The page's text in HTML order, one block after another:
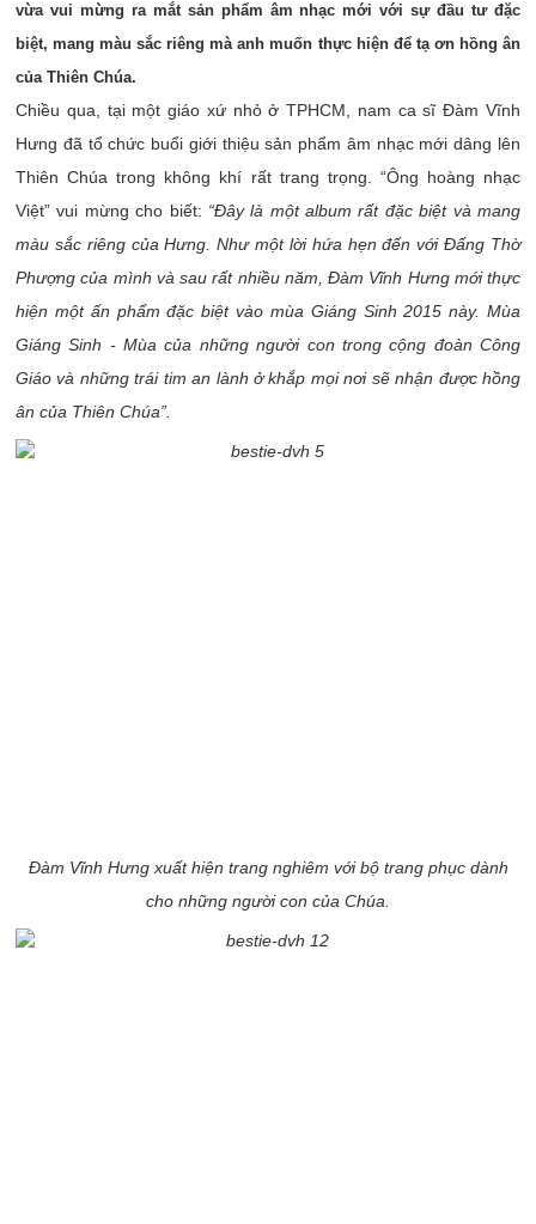
vừa vui mừng ra mắt sản phẩm âm nhạc mới với sự đầu tư đặc
biệt, mang màu sắc riêng mà anh muốn thực hiện để tạ ơn hồng ân
của Thiên Chúa.
Chiều qua, tại một giáo xứ nhỏ ở TPHCM, nam ca sĩ Đàm Vĩnh
Hưng đã tổ chức buổi giới thiệu sản phẩm âm nhạc mới dâng lên
Thiên Chúa trong không khí rất trang trọng. “Ông hoàng nhạc
Việt” vui mừng cho biết: “Đây là một album rất đặc biệt và mang
màu sắc riêng của Hưng.Như một lời hứa hẹn đến với Đấng Thờ
Phượng của mình và sau rất nhiều năm, Đàm Vĩnh Hưng mới thực
hiện một ấn phẩm đặc biệt vào mùa Giáng Sinh 2015 này. Mùa
Giáng Sinh - Mùa của những người con trong cộng đoàn Công
Giáo và những trái tim an lành ở khắp mọi nơi sẽ nhận được hồng
ân của Thiên Chúa”.
Đàm Vĩnh Hưng xuất hiện trang nghiêm với bộ trang phục dành
cho những người con của Chúa.